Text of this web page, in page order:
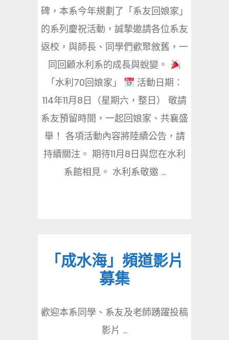
碑，本系今年規劃了「系友回娘家」
的系列慶祝活動，誠摯邀請各位系友
返校，與師長、同學們歡聚敘舊，一
同回顧水利系的成長與蛻變。
「水利70回娘家」
活動日期：
114年11月8日（星期六，整日） 敬請
系友預留時間，一起回娘家、共襄盛
舉！ 各項活動內容將陸續公告，請
持續關注。 期待11月8日與您在水利
系館相見。 水利系敬邀 ...
「成水海」頻道影片
募集
歡迎本系同學、系友及老師踴躍投稿
影片 ...